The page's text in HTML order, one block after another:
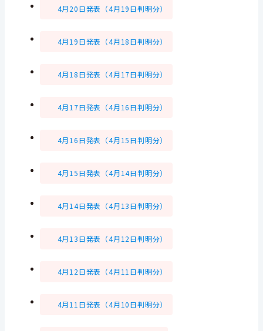
4月20日発表（4月19日判明分）
4月19日発表（4月18日判明分）
4月18日発表（4月17日判明分）
4月17日発表（4月16日判明分）
4月16日発表（4月15日判明分）
4月15日発表（4月14日判明分）
4月14日発表（4月13日判明分）
4月13日発表（4月12日判明分）
4月12日発表（4月11日判明分）
4月11日発表（4月10日判明分）